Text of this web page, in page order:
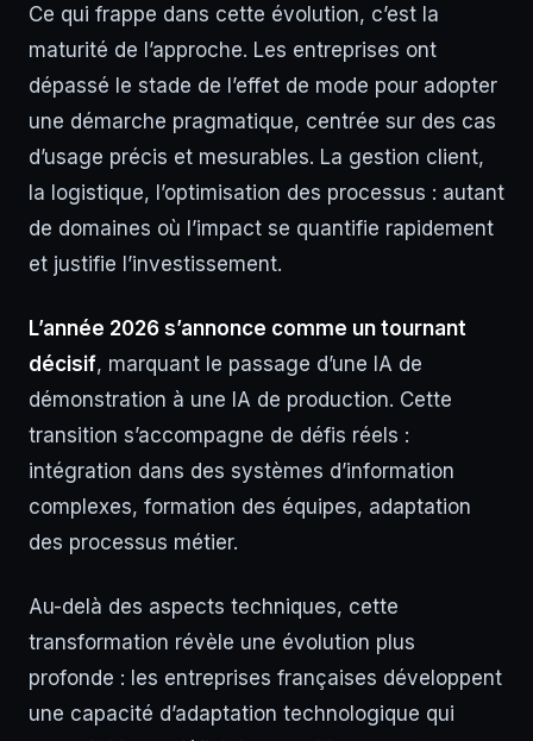
Ce qui frappe dans cette évolution, c’est la
maturité de l’approche. Les entreprises ont
dépassé le stade de l’effet de mode pour adopter
une démarche pragmatique, centrée sur des cas
d’usage précis et mesurables. La gestion client,
la logistique, l’optimisation des processus : autant
de domaines où l’impact se quantifie rapidement
et justifie l’investissement.
L’année 2026 s’annonce comme un tournant
décisif, marquant le passage d’une IA de
démonstration à une IA de production. Cette
transition s’accompagne de défis réels :
intégration dans des systèmes d’information
complexes, formation des équipes, adaptation
des processus métier.
Au-delà des aspects techniques, cette
transformation révèle une évolution plus
profonde : les entreprises françaises développent
une capacité d’adaptation technologique qui